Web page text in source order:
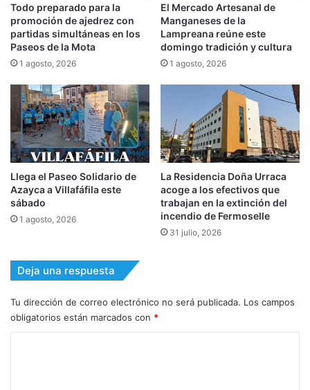
Todo preparado para la
promoción de ajedrez con
partidas simultáneas en los
Paseos de la Mota
1 agosto, 2026
El Mercado Artesanal de
Manganeses de la
Lampreana reúne este
domingo tradición y cultura
1 agosto, 2026
Llega el Paseo Solidario de
Azayca a Villafáfila este
sábado
1 agosto, 2026
La Residencia Doña Urraca
acoge a los efectivos que
trabajan en la extinción del
incendio de Fermoselle
31 julio, 2026
Deja una respuesta
Tu dirección de correo electrónico no será publicada. Los campos
obligatorios están marcados con *